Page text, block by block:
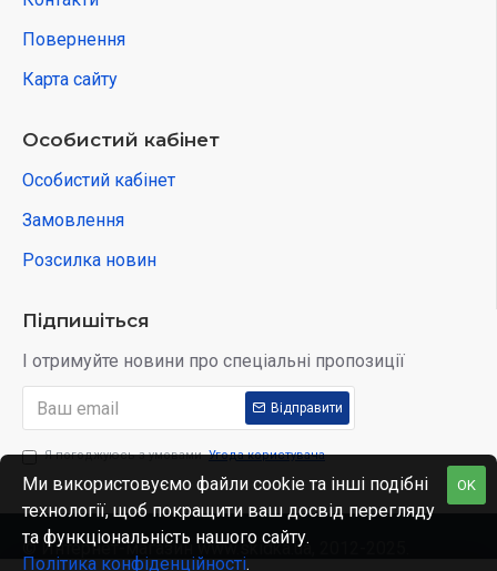
Повернення
Карта сайту
Особистий кабінет
Особистий кабінет
Замовлення
Розсилка новин
Підпишіться
І отримуйте новини про спеціальні пропозиції
Відправити
Я погоджуюсь з умовами Угода користувача
© Интернет-магазин www.skidka.ua, 2012-2025.
OK
Ми використовуємо файли cookie та інші подібні
технології, щоб покращити ваш досвід перегляду
та функціональність нашого сайту.
Політика конфіденційності.